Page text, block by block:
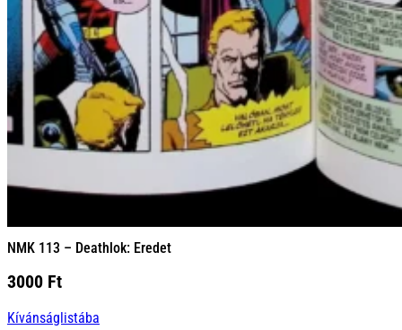
NMK 113 – Deathlok: Eredet
3000 Ft
Kívánságlistába